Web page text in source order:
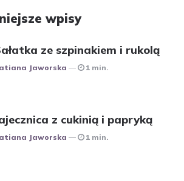
wpisy
ze szpinakiem i rukolą
Jaworska 1 min.
z cukinią i papryką
Jaworska 1 min.